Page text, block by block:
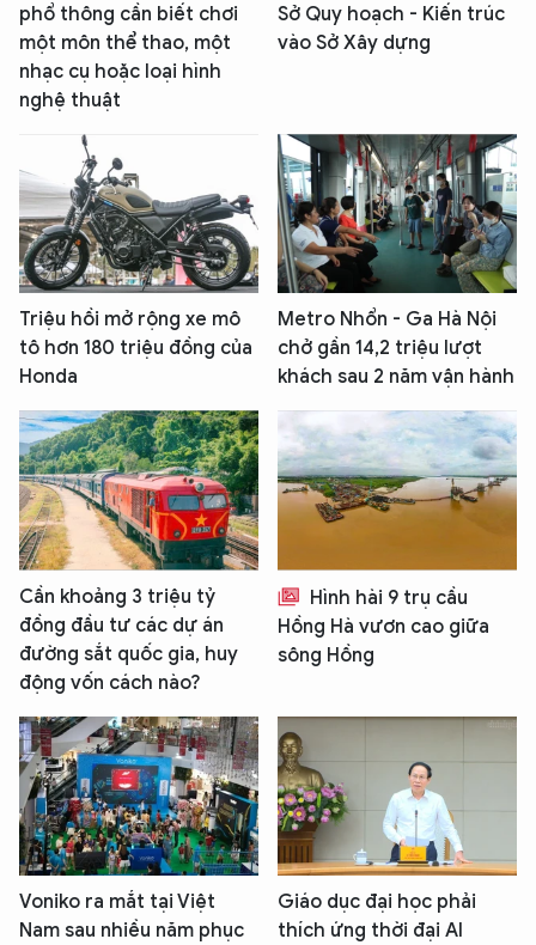
phổ thông cần biết chơi
một môn thể thao, một
nhạc cụ hoặc loại hình
nghệ thuật
Sở Quy hoạch - Kiến trúc
vào Sở Xây dựng
Triệu hồi mở rộng xe mô
tô hơn 180 triệu đồng của
Honda
Metro Nhổn - Ga Hà Nội
chở gần 14,2 triệu lượt
khách sau 2 năm vận hành
Cần khoảng 3 triệu tỷ
đồng đầu tư các dự án
đường sắt quốc gia, huy
động vốn cách nào?
Hình hài 9 trụ cầu
Hồng Hà vươn cao giữa
sông Hồng
Voniko ra mắt tại Việt
Nam sau nhiều năm phục
Giáo dục đại học phải
thích ứng thời đại AI